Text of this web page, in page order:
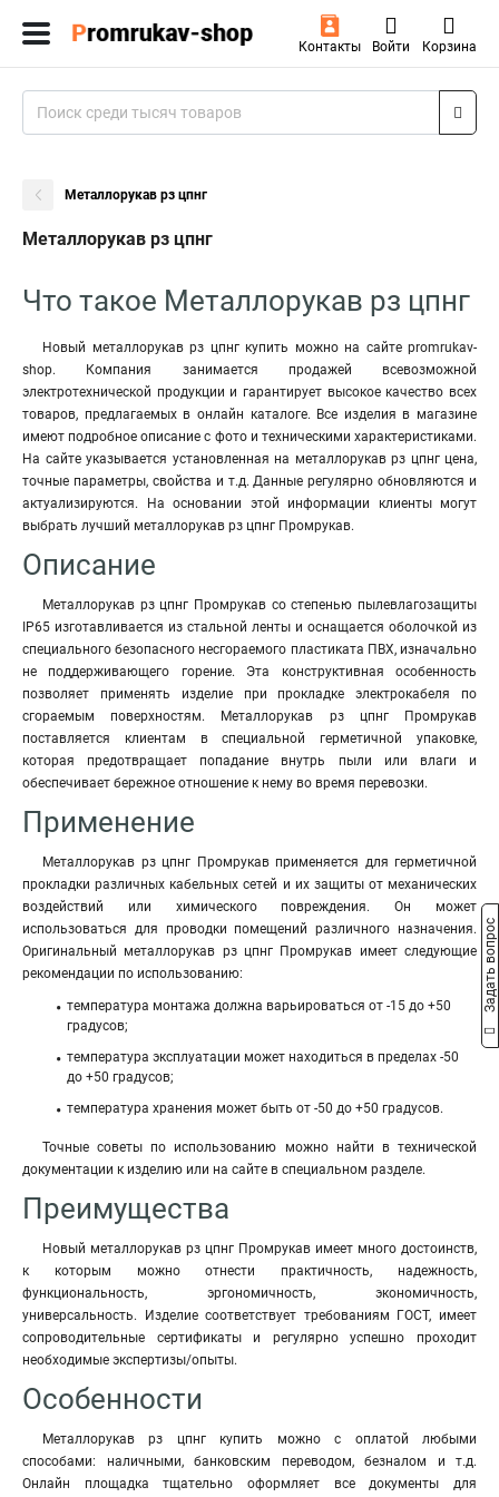
Контакты Войти Корзина
Металлорукав рз цпнг
Металлорукав рз цпнг
Что такое Металлорукав рз цпнг
Новый металлорукав рз цпнг купить можно на сайте promrukav-
shop. Компания занимается продажей всевозможной
электротехнической продукции и гарантирует высокое качество всех
товаров, предлагаемых в онлайн каталоге. Все изделия в магазине
имеют подробное описание с фото и техническими характеристиками.
На сайте указывается установленная на металлорукав рз цпнг цена,
точные параметры, свойства и т.д. Данные регулярно обновляются и
актуализируются. На основании этой информации клиенты могут
выбрать лучший металлорукав рз цпнг Промрукав.
Описание
Металлорукав рз цпнг Промрукав со степенью пылевлагозащиты
IP65 изготавливается из стальной ленты и оснащается оболочкой из
специального безопасного несгораемого пластиката ПВХ, изначально
не поддерживающего горение. Эта конструктивная особенность
позволяет применять изделие при прокладке электрокабеля по
сгораемым поверхностям. Металлорукав рз цпнг Промрукав
поставляется клиентам в специальной герметичной упаковке,
которая предотвращает попадание внутрь пыли или влаги и
обеспечивает бережное отношение к нему во время перевозки.
Применение
Металлорукав рз цпнг Промрукав применяется для герметичной
прокладки различных кабельных сетей и их защиты от механических
воздействий или химического повреждения. Он может
использоваться для проводки помещений различного назначения.
Оригинальный металлорукав рз цпнг Промрукав имеет следующие
рекомендации по использованию:
температура монтажа должна варьироваться от -15 до +50
градусов;
температура эксплуатации может находиться в пределах -50
до +50 градусов;
температура хранения может быть от -50 до +50 градусов.
Точные советы по использованию можно найти в технической
документации к изделию или на сайте в специальном разделе.
Преимущества
Новый металлорукав рз цпнг Промрукав имеет много достоинств,
к которым можно отнести практичность, надежность,
функциональность, эргономичность, экономичность,
универсальность. Изделие соответствует требованиям ГОСТ, имеет
сопроводительные сертификаты и регулярно успешно проходит
необходимые экспертизы/опыты.
Особенности
Металлорукав рз цпнг купить можно с оплатой любыми
способами: наличными, банковским переводом, безналом и т.д.
Онлайн площадка тщательно оформляет все документы для
Задать вопрос